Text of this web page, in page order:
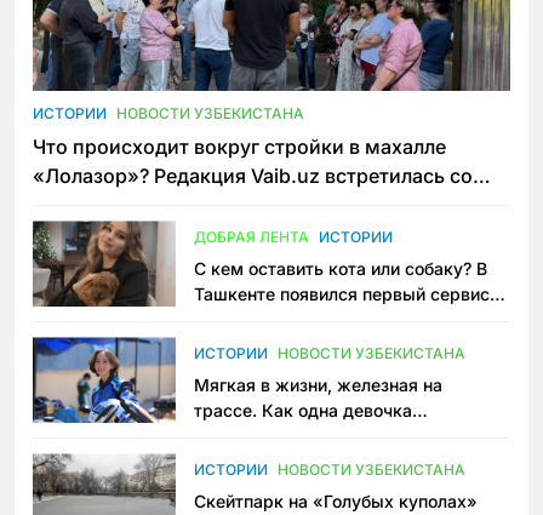
ИСТОРИИ НОВОСТИ УЗБЕКИСТАНА
Что происходит вокруг стройки в махалле
«Лолазор»? Редакция Vaib.uz встретилась со
ДОБРАЯ ЛЕНТА ИСТОРИИ
С кем оставить кота или собаку? В
Ташкенте появился первый сервис
ИСТОРИИ НОВОСТИ УЗБЕКИСТАНА
Мягкая в жизни, железная на
трассе. Как одна девочка
Узбекистане
ИСТОРИИ НОВОСТИ УЗБЕКИСТАНА
Скейтпарк на «Голубых куполах»